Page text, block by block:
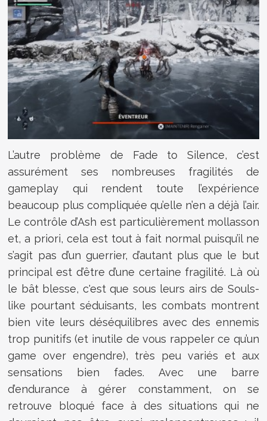
L’autre problème de Fade to Silence, c’est
assurément ses nombreuses fragilités de
gameplay qui rendent toute l’expérience
beaucoup plus compliquée qu’elle n’en a déjà l’air.
Le contrôle d’Ash est particulièrement mollasson
et, a priori, cela est tout à fait normal puisqu’il ne
s’agit pas d’un guerrier, d’autant plus que le but
principal est d’être d’une certaine fragilité. Là où
le bât blesse, c'est que sous leurs airs de Souls-
like pourtant séduisants, les combats montrent
bien vite leurs déséquilibres avec des ennemis
trop punitifs (et inutile de vous rappeler ce qu’un
game over engendre), très peu variés et aux
sensations bien fades. Avec une barre
d’endurance à gérer constamment, on se
retrouve bloqué face à des situations qui ne